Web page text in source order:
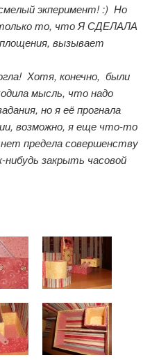
экперимент! :) Но
то, что Я СДЕЛАЛА
вызывает
Хотя, конечно, были
мысль, что надо
но я её прогнала
возможно, я еще что-то
предела совершенству
закрыть часовой